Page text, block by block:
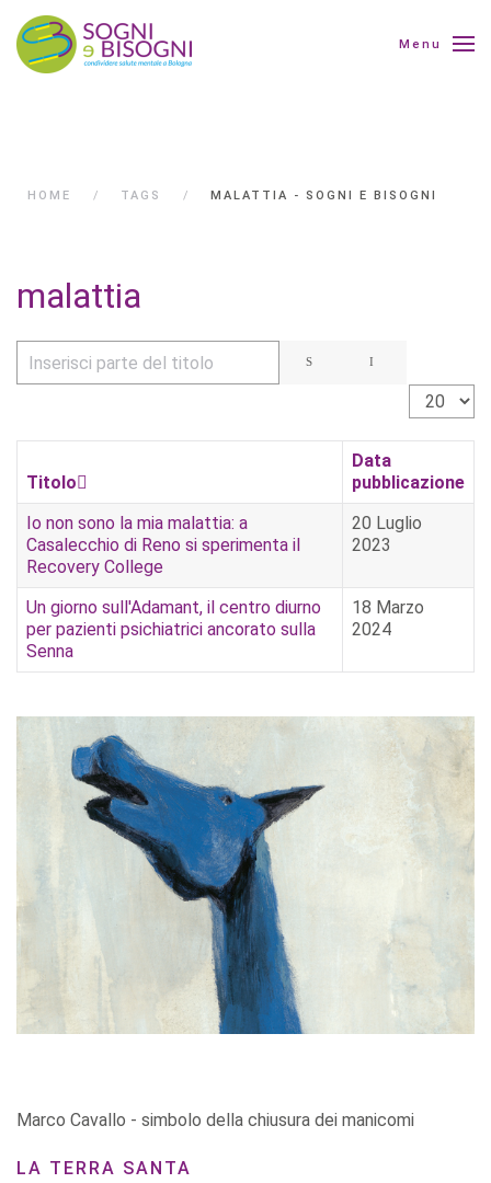
Menu
HOME TAGS MALATTIA - SOGNI E BISOGNI
malattia
Inserisci parte del titolo
Visualizza
Titolo
Data
pubblicazione
Io non sono la mia malattia: a
Casalecchio di Reno si sperimenta il
Recovery College
20 Luglio
2023
Un giorno sull'Adamant, il centro diurno
per pazienti psichiatrici ancorato sulla
Senna
18 Marzo
2024
Marco Cavallo - simbolo della chiusura dei manicomi
LA TERRA SANTA